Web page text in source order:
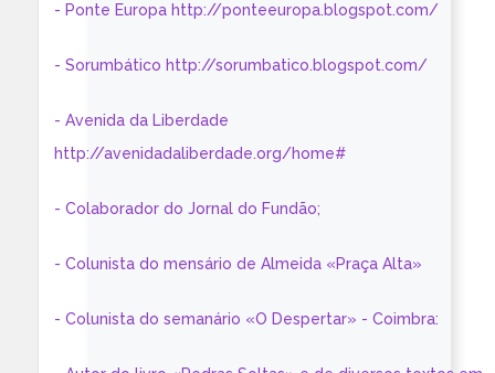
- Ponte Europa http://ponteeuropa.blogspot.com/
- Sorumbático http://sorumbatico.blogspot.com/
- Avenida da Liberdade
http://avenidadaliberdade.org/home#
- Colaborador do Jornal do Fundão;
- Colunista do mensário de Almeida «Praça Alta»
- Colunista do semanário «O Despertar» - Coimbra: